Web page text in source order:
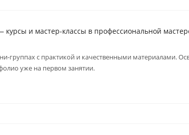
и мастер-классы в профессиональной
группах с практикой и качественными материалами.
уже на первом занятии.